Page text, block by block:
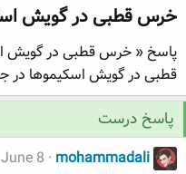
ه
و
ض
ع
ع
خرس قطبی در گویش
پاسخ « خرس قطبی در
قطبی در گویش اسکیموها
پاسخ درست
mohammadali
8